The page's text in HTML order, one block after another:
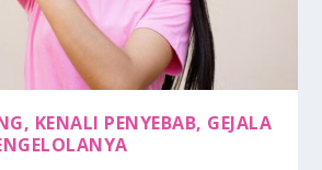
KENALI PENYEBAB, GEJALA